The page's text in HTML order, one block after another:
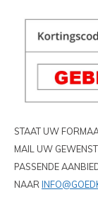
STAAT UW
MAIL UW
PASSENDE
NAAR